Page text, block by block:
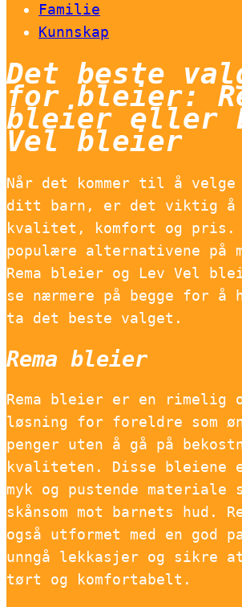
Familie
Kunnskap
Det beste
for bleier:
bleier eller
Vel bleier
Når det kommer til å
ditt barn, er det viktig å
kvalitet, komfort og pris.
populære alternativene på
Rema bleier og Lev Vel
se nærmere på begge for å
ta det beste valget.
Rema bleier
Rema bleier er en rimelig
løsning for foreldre som
penger uten å gå på
kvaliteten. Disse bleiene
myk og pustende materiale
skånsom mot barnets hud.
også utformet med en god
unngå lekkasjer og sikre
tørt og komfortabelt.